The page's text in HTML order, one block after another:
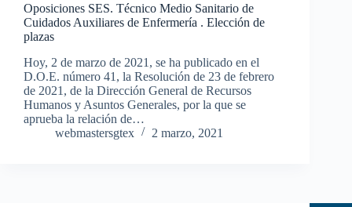
Oposiciones SES. Técnico Medio Sanitario de
Cuidados Auxiliares de Enfermería . Elección de
plazas
Hoy, 2 de marzo de 2021, se ha publicado en el
D.O.E. número 41, la Resolución de 23 de febrero
de 2021, de la Dirección General de Recursos
Humanos y Asuntos Generales, por la que se
aprueba la relación de…
webmastersgtex
2 marzo, 2021